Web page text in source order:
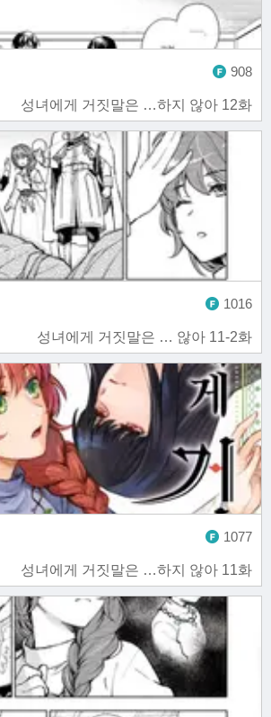
성녀에게 거짓말은 …하지 않아 12화
908
성녀에게 거짓말은 … 않아 11-2화
1016
성녀에게 거짓말은 …하지 않아 11화
1077